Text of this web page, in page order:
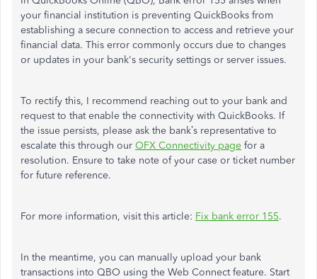
your financial institution is preventing QuickBooks from
establishing a secure connection to access and retrieve your
financial data. This error commonly occurs due to changes
or updates in your bank's security settings or server issues.
To rectify this, I recommend reaching out to your bank and
request to that enable the connectivity with QuickBooks. If
the issue persists, please ask the bank’s representative to
escalate this through our OFX Connectivity page for a
resolution. Ensure to take note of your case or ticket number
for future reference.
For more information, visit this article: Fix bank error 155.
In the meantime, you can manually upload your bank
transactions into QBO using the Web Connect feature. Start